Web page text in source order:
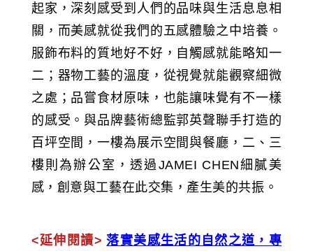
起家，深刻感受到人們的品味與生活息息相
關，而美感就從我們的五感體驗之中培養。
服飾布料的質地好不好，自觸感就能略知一
二；器物工藝的溫度，從視覺就能觀察細微
之處；品嘗食材原味，也能讓味覺有不一樣
的感受。與品牌藝術總監郭英聲聯手打造的
百坪空間，一樓為展示空間與餐廳，二、三
樓則為辦公室，透過JAMEI CHEN細膩美
感，創意與工藝在此交集，產生美的共振。
<延伸閱讀> 落實美感生活的自然之道，專